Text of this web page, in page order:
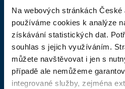
Na webových stránkách
používáme cookies k analýze
získávání statistických dat.
souhlas s jejich využíváním.
můžete navštěvovat i jen s
případě ale nemůžeme
integrované služby, zejména
ČAK
Domů
Aktuality